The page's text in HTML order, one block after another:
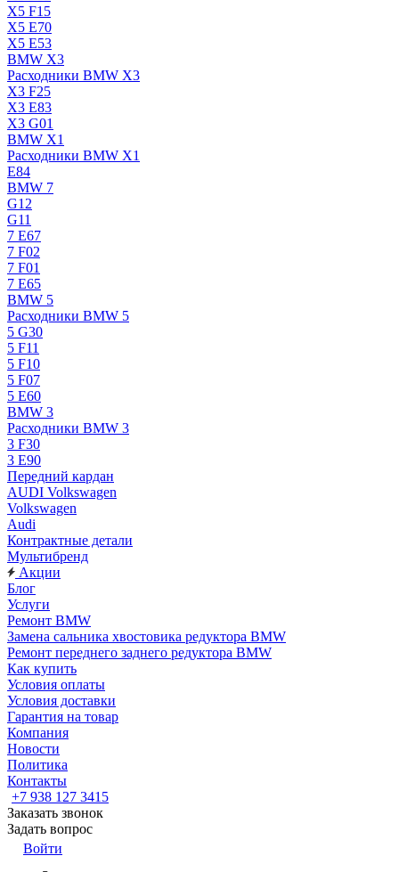
X5 F15
X5 E70
X5 E53
BMW X3
Расходники BMW X3
X3 F25
X3 E83
X3 G01
BMW X1
Расходники BMW X1
E84
BMW 7
G12
G11
7 Е67
7 F02
7 F01
7 E65
BMW 5
Расходники BMW 5
5 G30
5 F11
5 F10
5 F07
5 E60
BMW 3
Расходники BMW 3
3 F30
3 E90
Передний кардан
AUDI Volkswagen
Volkswagen
Audi
Контрактные детали
Мультибренд
Акции
Блог
Услуги
Ремонт BMW
Замена сальника хвостовика редуктора BMW
Ремонт переднего заднего редуктора BMW
Как купить
Условия оплаты
Условия доставки
Гарантия на товар
Компания
Новости
Политика
Контакты
+7 938 127 3415
Заказать звонок
Задать вопрос
Войти